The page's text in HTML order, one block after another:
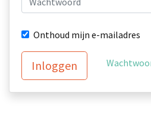
Onthoud mijn e-mailadres
Inloggen